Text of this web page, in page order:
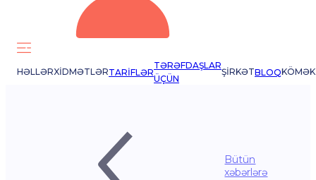
HƏLLƏRXIDMƏTLƏRTARIFLƏR
TƏRƏFDAŞLAR
ÜÇÜN
ŞIRKƏTBLOQKÖMƏK
Bütün
xəbərlərə